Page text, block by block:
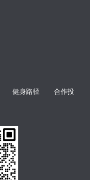
健身路径
合作投